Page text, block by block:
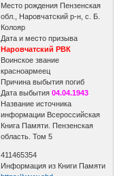
Место рождения Пензенская
обл., Наровчатский р-н, с. Б.
Колояр
Дата и место призыва
Наровчатский РВК
Воинское звание
красноармеец
Причина выбытия погиб
Дата выбытия04.04.1943
Название источника
информации Всероссийская
Книга Памяти. Пензенская
область. Том 5
411465354
Информация из Книги Памяти